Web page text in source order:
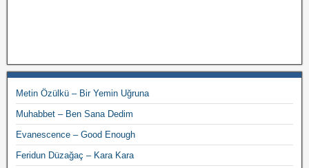
Metin Özülkü – Bir Yemin Uğruna
Muhabbet – Ben Sana Dedim
Evanescence – Good Enough
Feridun Düzağaç – Kara Kara